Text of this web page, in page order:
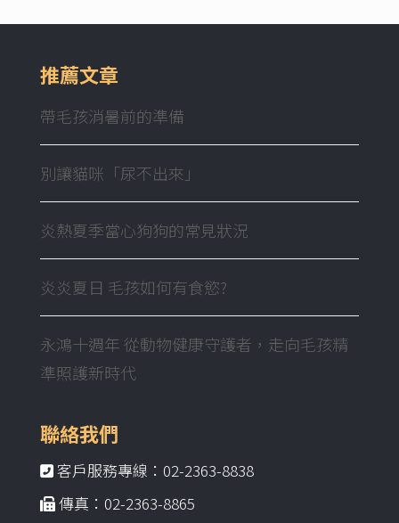
推薦文章
帶毛孩消暑前的準備
別讓貓咪「尿不出來」
炎熱夏季當心狗狗的常見狀況
炎炎夏日 毛孩如何有食慾?
永鴻十週年 從動物健康守護者，走向毛孩精
準照護新時代
聯絡我們
客戶服務專線：02-2363-8838
傳真：02-2363-8865